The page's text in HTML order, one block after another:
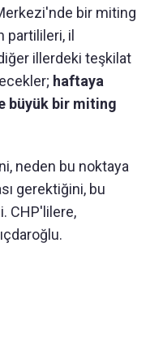
bir miting
partilileri, il
diğer illerdeki teşkilat
haftaya
büyük bir miting
neden bu noktaya
gerektiğini, bu
CHP'lilere,